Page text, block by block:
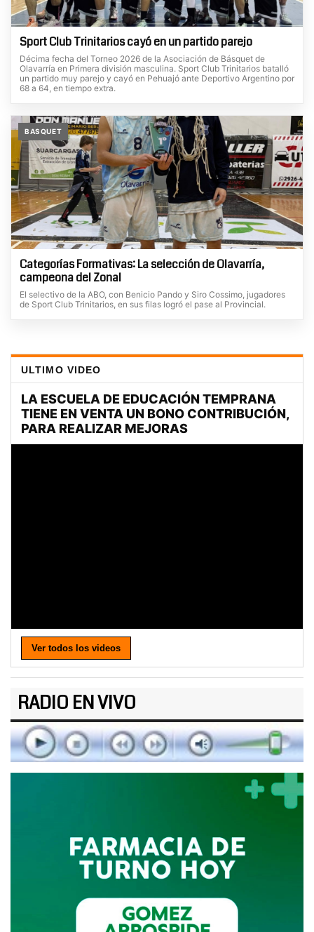
Sport Club Trinitarios cayó en un partido parejo
Décima fecha del Torneo 2026 de la Asociación de Básquet de
Olavarría en Primera división masculina. Sport Club Trinitarios batalló
un partido muy parejo y cayó en Pehuajó ante Deportivo Argentino por
68 a 64, en tiempo extra.
BASQUET
Categorías Formativas: La selección de Olavarría,
campeona del Zonal
El selectivo de la ABO, con Benicio Pando y Siro Cossimo, jugadores
de Sport Club Trinitarios, en sus filas logró el pase al Provincial.
ULTIMO VIDEO
Ver todos los videos
RADIO EN VIVO